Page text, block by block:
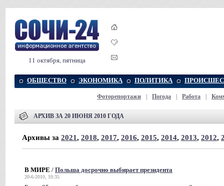
11 октября, пятница
ОБЩЕСТВО ЭКОНОМИКА ПОЛИТИКА
Фоторепортажи Погода Работа
АРХИВ ЗА 20 ИЮНЯ 2010 ГОДА
Архивы за 2021, 2018, 2017, 2016, 2015, 2014, 2013, 2012,
В МИРЕ / Польша досрочно выбирает президента
20-6-2010, 10:35